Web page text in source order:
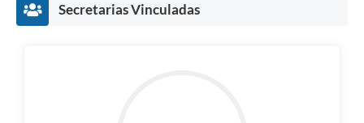
Secretarias Vinculadas